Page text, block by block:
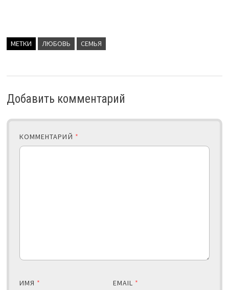
МЕТКИ ЛЮБОВЬ СЕМЬЯ
Добавить комментарий
КОММЕНТАРИЙ *
ИМЯ * EMAIL *